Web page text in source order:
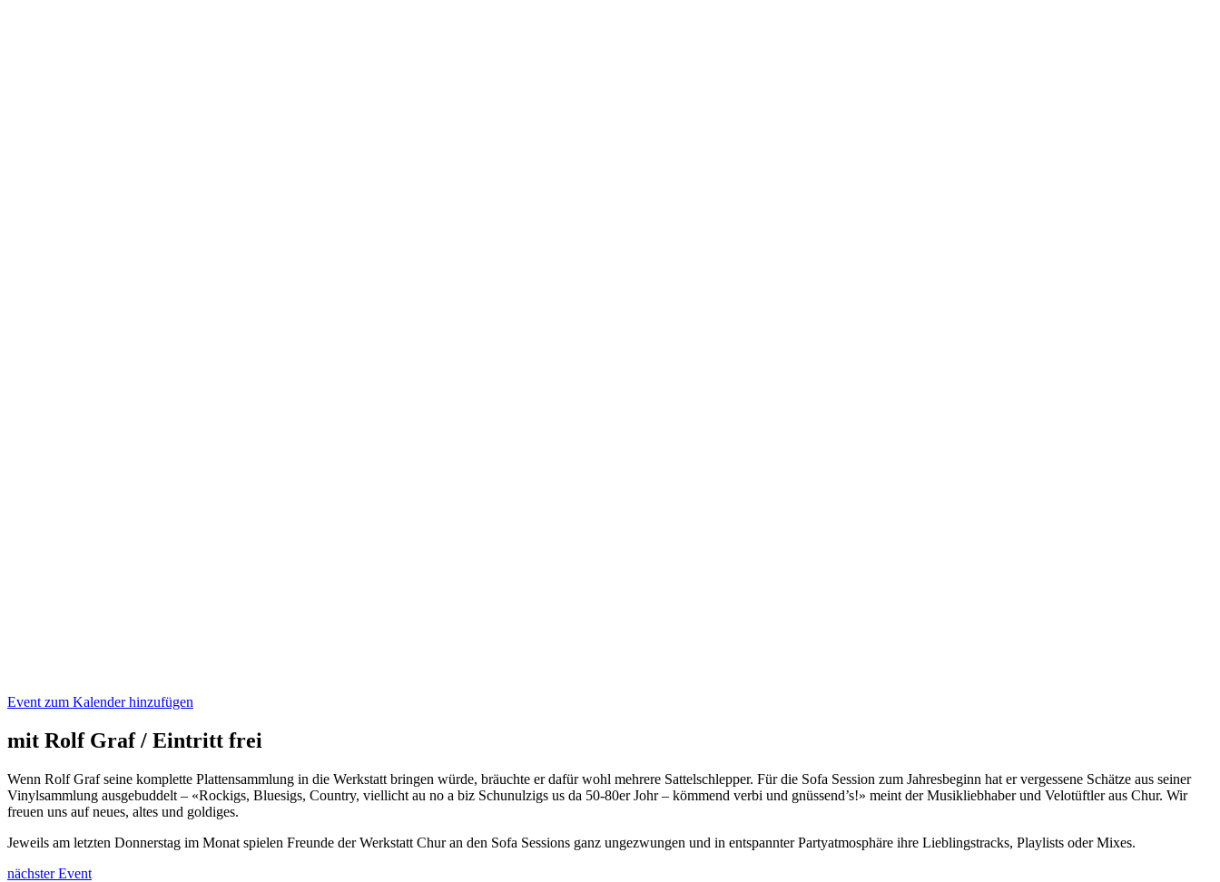
Event zum Kalender hinzufügen
mit Rolf Graf / Eintritt frei
Wenn Rolf Graf seine komplette Plattensammlung in die Werkstatt bringen würde, bräuchte er dafür wohl mehrere Sattelschlepper. Für die Sofa Session zum Jahresbeginn hat er vergessene Schätze aus seiner
Vinylsammlung ausgebuddelt – «Rockigs, Bluesigs, Country, viellicht au no a biz Schunulzigs us da 50-80er Johr – kömmend verbi und gnüssend’s!» meint der Musikliebhaber und Velotüftler aus Chur. Wir
freuen uns auf neues, altes und goldiges.
Jeweils am letzten Donnerstag im Monat spielen Freunde der Werkstatt Chur an den Sofa Sessions ganz ungezwungen und in entspannter Partyatmosphäre ihre Lieblingstracks, Playlists oder Mixes.
nächster Event